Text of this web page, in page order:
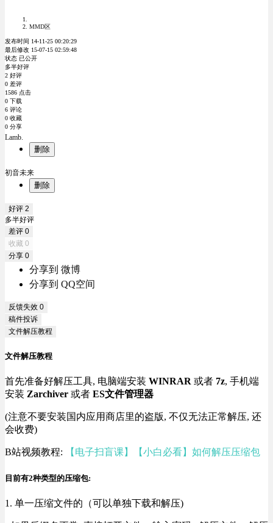
MMD区
发布时间 14-11-25 00:20:29
最后修改 15-07-15 02:59:48
状态 已公开
多半好评
2 好评
0 差评
1586 点击
0 下载
6 评论
0 收藏
0 分享
Lamb.
删除
初音未来
删除
好评 2
多半好评
差评 0
收藏 0
分享 0
分享到 微博
分享到 QQ空间
反馈失效 0
稿件投诉
文件解压教程
文件解压教程
首先准备好解压工具, 电脑端安装 WINRAR 或者 7z, 手机端
安装 Zarchiver 或者 ES文件管理器
(注意不要安装国内应用商店里的盗版, 不仅无法正常解压, 还
会收费)
B站视频教程: 【电子扫盲课】【小白必看】如何解压压缩包
目前有2种类型的压缩包:
1. 单一压缩文件的（可以单独下载和解压)